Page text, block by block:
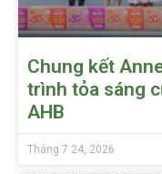
Chung kết
trình tỏa sáng
AHB
Tháng 7 24, 2026